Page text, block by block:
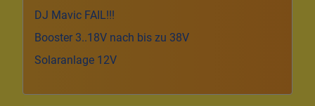
DJ Mavic FAIL!!!
Booster 3..18V nach bis zu 38V
Solaranlage 12V